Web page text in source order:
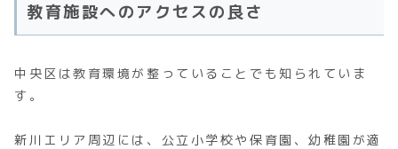
教育施設へのアクセスの良さ
中央区は教育環境が整っていることでも知られていま
す。
新川エリア周辺には、公立小学校や保育園、幼稚園が適